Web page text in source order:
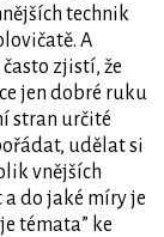
technik
A
zjistí, že
jen dobré ruku
stran určité
udělat si
vnějších
do jaké míry je
témata” ke